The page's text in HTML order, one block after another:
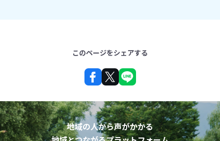
このページをシェアする
地域の人から声がかかる